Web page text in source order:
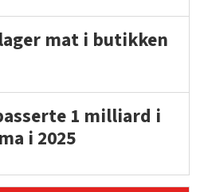
mat i butikken
1 milliard i
i 2025